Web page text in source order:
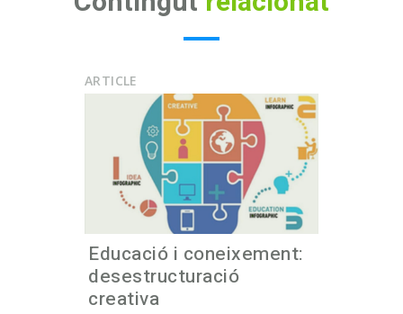
ARTICLE
Educació i coneixement:
desestructuració
creativa